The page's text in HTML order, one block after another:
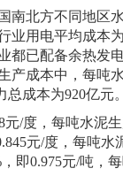
南北方不同地区
业用电平均成本
都已配备余热发
产成本中，每吨
成本为920亿元。
/度，每吨水泥
元/度，每吨
即0.975元/吨，